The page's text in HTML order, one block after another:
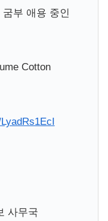
부 애용 중인
Cotton
사무국